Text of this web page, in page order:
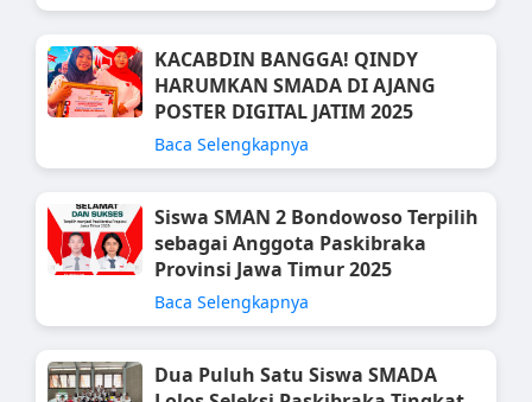
KACABDIN BANGGA! QINDY
HARUMKAN SMADA DI AJANG
POSTER DIGITAL JATIM 2025
Baca Selengkapnya
Siswa SMAN 2 Bondowoso Terpilih
sebagai Anggota Paskibraka
Provinsi Jawa Timur 2025
Baca Selengkapnya
Dua Puluh Satu Siswa SMADA